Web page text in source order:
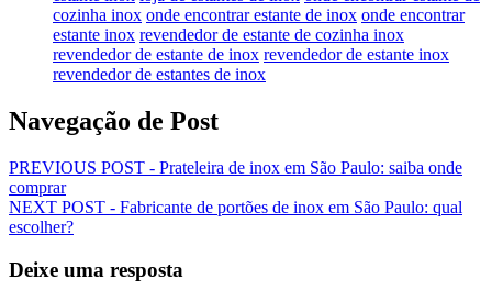
cozinha inox onde encontrar estante de inox onde encontrar
estante inox revendedor de estante de cozinha inox
revendedor de estante de inox revendedor de estante inox
revendedor de estantes de inox
Navegação de Post
PREVIOUS POST - Prateleira de inox em São Paulo: saiba onde
comprar
NEXT POST - Fabricante de portões de inox em São Paulo: qual
escolher?
Deixe uma resposta